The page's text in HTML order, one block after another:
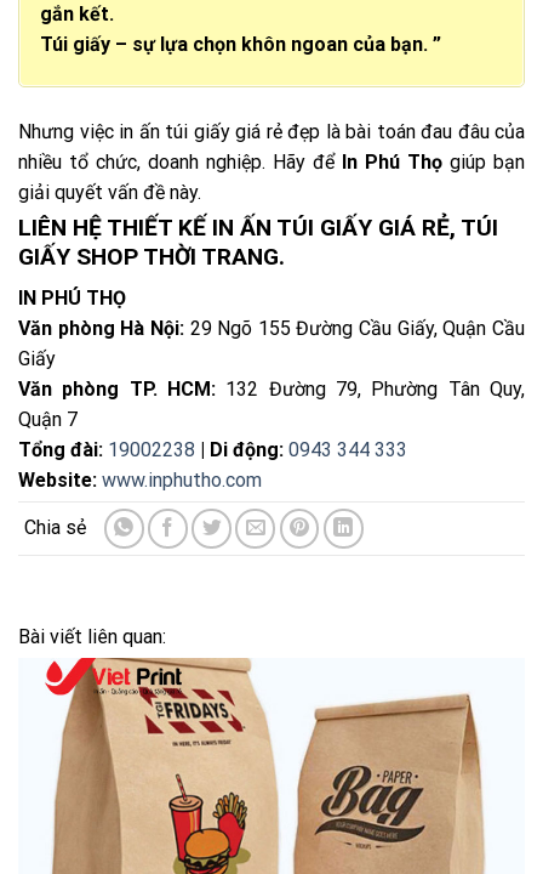
gắn kết.
Túi giấy – sự lựa chọn khôn ngoan của bạn. ”
Nhưng việc in ấn túi giấy giá rẻ đẹp là bài toán đau đâu của
nhiều tổ chức, doanh nghiệp. Hãy để In Phú Thọ giúp bạn
giải quyết vấn đề này.
LIÊN HỆ THIẾT KẾ IN ẤN TÚI GIẤY GIÁ RẺ, TÚI
GIẤY SHOP THỜI TRANG.
IN PHÚ THỌ
Văn phòng Hà Nội: 29 Ngõ 155 Đường Cầu Giấy, Quận Cầu
Giấy
Văn phòng TP. HCM: 132 Đường 79, Phường Tân Quy,
Quận 7
Tổng đài: 19002238 | Di động: 0943 344 333
Website: www.inphutho.com
Bài viết liên quan: